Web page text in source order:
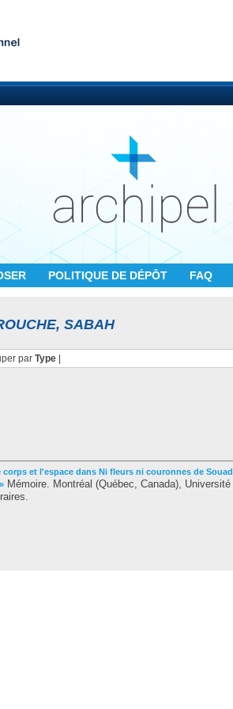
POLITIQUE DE DÉPÔT FAQ
SABAH
par Type|
et l'espace dans Ni fleurs ni couronnes de Souad
Mémoire. Montréal (Québec, Canada), Université